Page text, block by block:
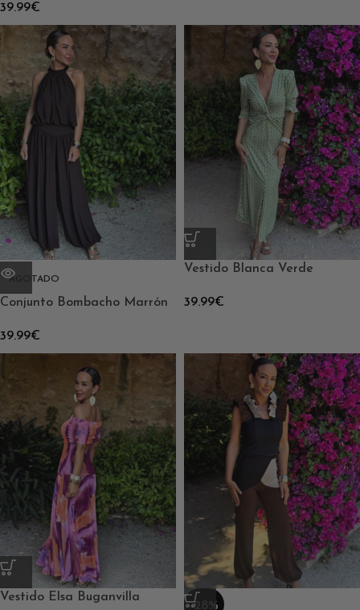
39.99€
AGOTADO
Conjunto Bombacho Marrón
39.99€
Vestido Blanca Verde
39.99€
Vestido Elsa Buganvilla
-28%